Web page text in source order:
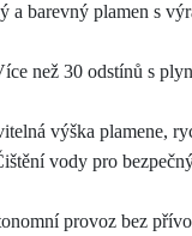
a barevný plamen s
než 30 odstínů s
výška plamene,
vody pro
provoz bez